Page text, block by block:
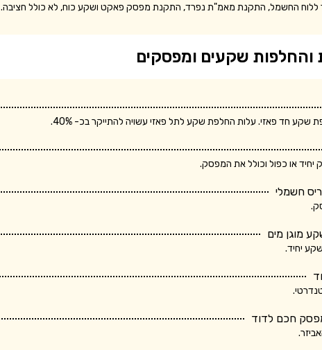
ללוח החשמל, התקנת מאמ"ת נפרד, התקנת מפסק פאקט ושקע כוח, לא כולל חציבה.
והחלפות שקעים ומפסקים
שקע חד פאזי. עלות החלפת שקע לתל פאזי עשויה להתייקר בכ- 40%.
או כפול וכולל את המפסק.
חשמלי
מוגן מים
יחיד.
חכם לדוד